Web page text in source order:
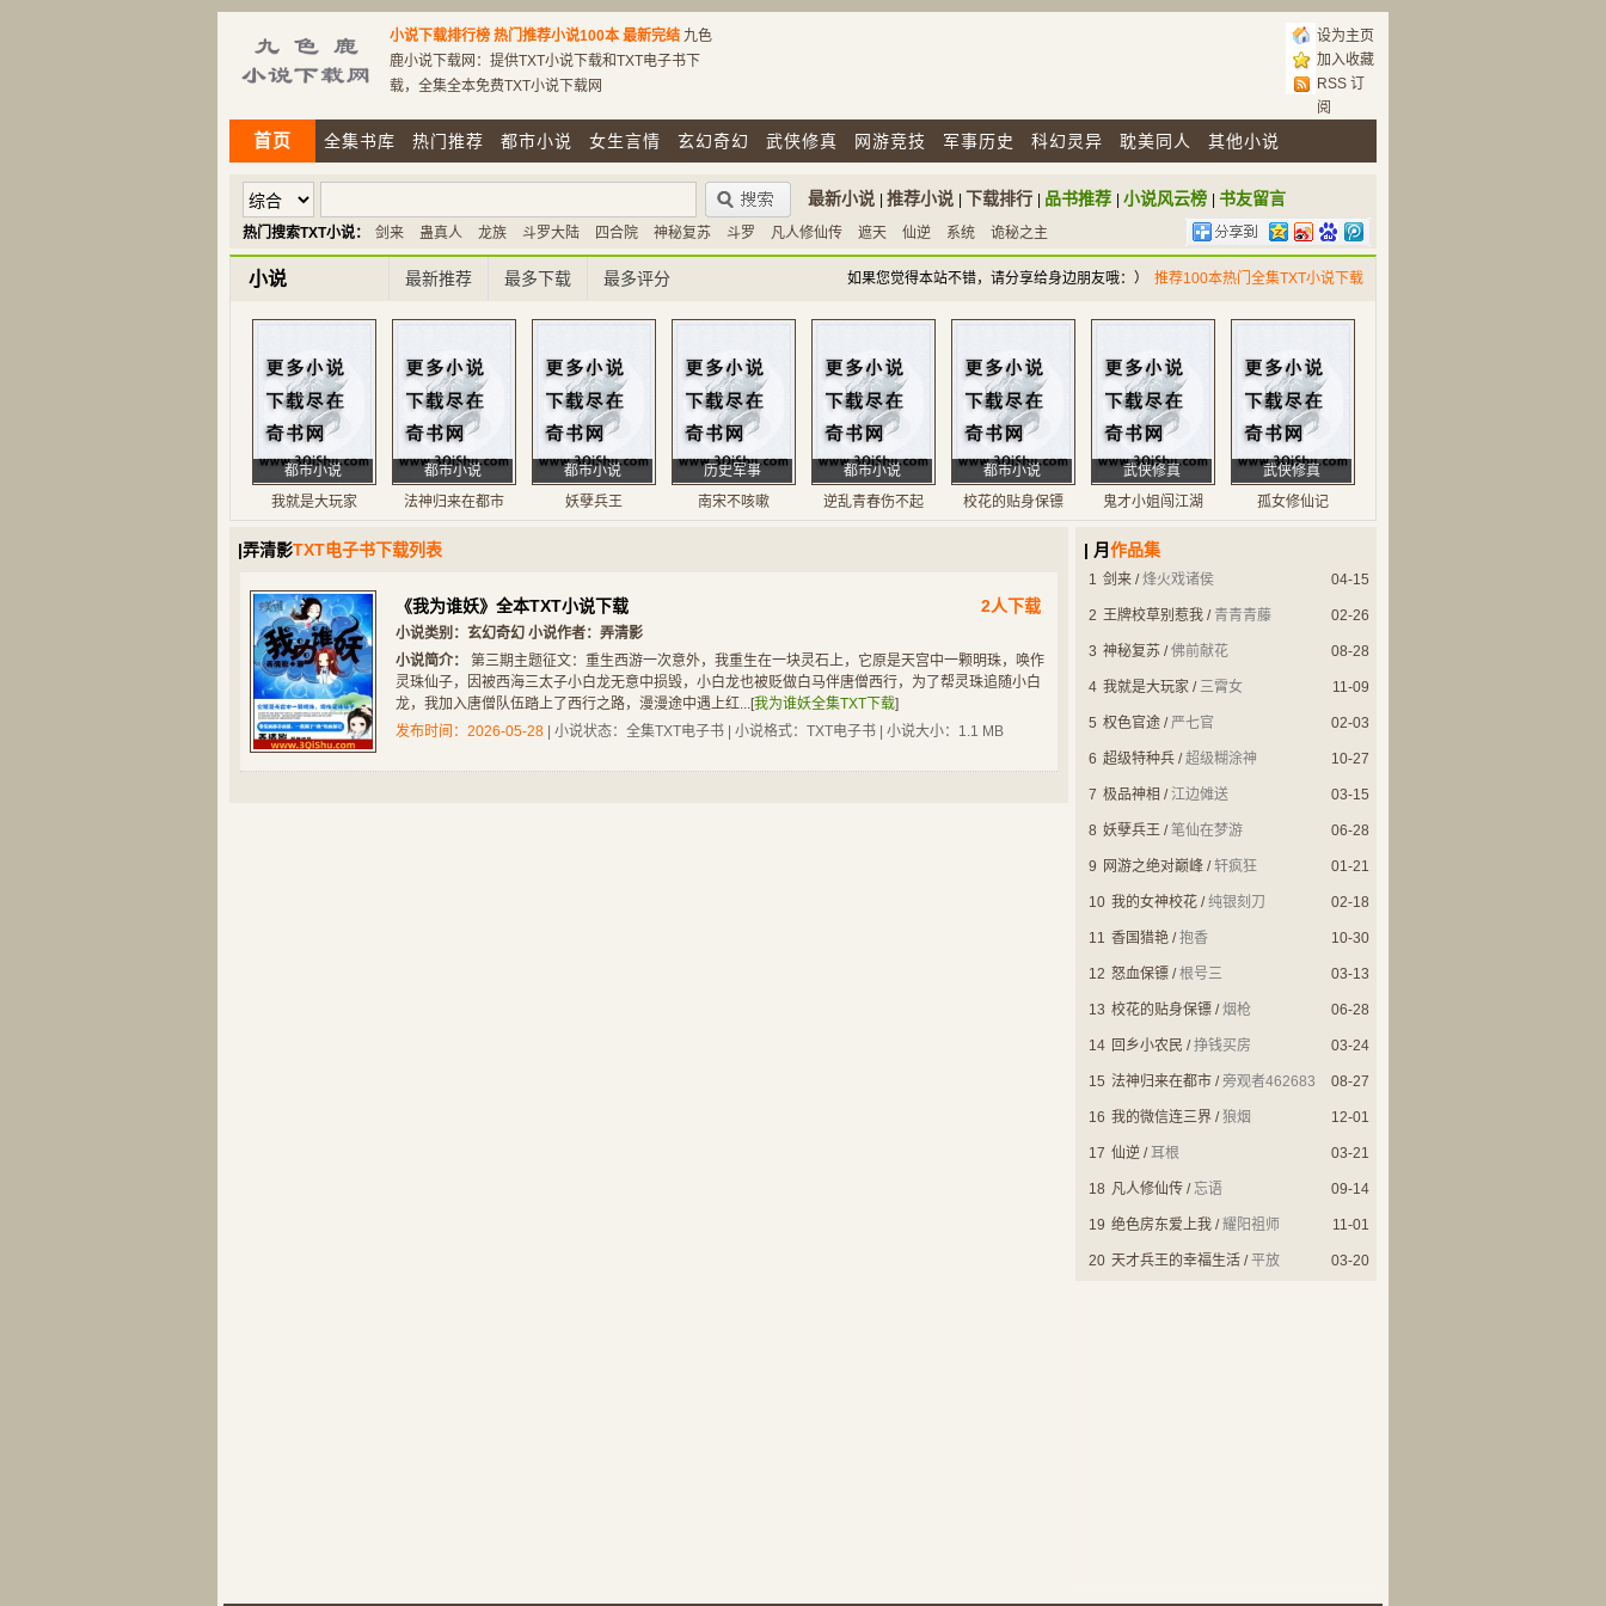
小说下载排行榜 热门推荐小说100本 最新完结 九色
鹿小说下载网：提供TXT小说下载和TXT电子书下
载，全集全本免费TXT小说下载网
设为主页
加入收藏
RSS 订
阅
首页 全集书库 热门推荐 都市小说 女生言情 玄幻奇幻 武侠修真 网游竞技 军事历史 科幻灵异 耽美同人 其他小说
最新小说 推荐小说 下载排行 品书推荐 小说风云榜 书友留言
热门搜索TXT小说： 剑来 蛊真人 龙族 斗罗大陆 四合院 神秘复苏 斗罗 凡人修仙传 遮天 仙逆 系统 诡秘之主
小说 最新推荐 最多下载 最多评分 推荐100本热门全集TXT小说下载
如果您觉得本站不错，请分享给身边朋友哦：）
都市小说
我就是大玩家
都市小说
法神归来在都市
都市小说
妖孽兵王
历史军事
南宋不咳嗽
都市小说
逆乱青春伤不起
都市小说
校花的贴身保镖
武侠修真
鬼才小姐闯江湖
武侠修真
孤女修仙记
玄幻奇幻
剑来
都市小说
王牌校草别惹我
玄幻奇幻
神秘复苏
都市小说
我就是大玩家
都市小说
权色官途
超级特种兵
都市小说
极品神相
|弄清影TXT电子书下载列表
《我为谁妖》全本TXT小说下载 2人下载
小说类别： 玄幻奇幻 小说作者： 弄清影
小说简介：
第三期主题征文：重生西游一次意外，我重生在一块灵石上，它原是天宫中一颗明珠，唤作
灵珠仙子，因被西海三太子小白龙无意中损毁，小白龙也被贬做白马伴唐僧西行，为了帮灵珠追随小白
龙，我加入唐僧队伍踏上了西行之路，漫漫途中遇上红...[我为谁妖全集TXT下载]
发布时间：2026-05-28 | 小说状态：全集TXT电子书 | 小说格式：TXT电子书 | 小说大小：1.1 MB
| 月作品集
04-15
1 剑来 /烽火戏诸侯
02-26
2 王牌校草别惹我 / 青青青藤
08-28
3 神秘复苏 /佛前献花
11-09
4 我就是大玩家 / 三霄女
02-03
5 权色官途 /严七官
10-27
6 超级特种兵 /超级糊涂神
03-15
7 极品神相 / 江边傩送
06-28
8 妖孽兵王 / 笔仙在梦游
01-21
9 网游之绝对巅峰 /轩疯狂
02-18
10 我的女神校花 /纯银刻刀
10-30
11 香国猎艳 /抱香
03-13
12 怒血保镖 /根号三
06-28
13 校花的贴身保镖 /烟枪
03-24
14 回乡小农民 /挣钱买房
08-27
15 法神归来在都市 /旁观者462683
12-01
16 我的微信连三界 /狼烟
03-21
17 仙逆 /耳根
09-14
18 凡人修仙传 /忘语
11-01
19 绝色房东爱上我 /耀阳祖师
03-20
20 天才兵王的幸福生活 /平放